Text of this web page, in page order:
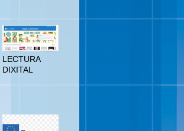
LECTURA
DIXITAL